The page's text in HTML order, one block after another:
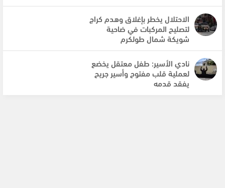
الاحتلال يخطر بإغلاق وهدم كراج
لتصليح المركبات في ضاحية
شويكة شمال طولكرم
نادي الأسير: طفل معتقل يخضع
لعملية قلب مفتوح وأسير جريح
يفقد قدمه